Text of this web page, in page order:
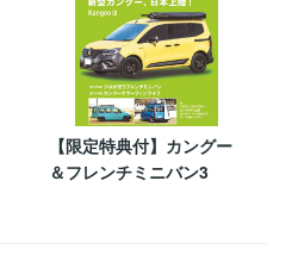
【限定特典付】カングー
＆フレンチミニバン3